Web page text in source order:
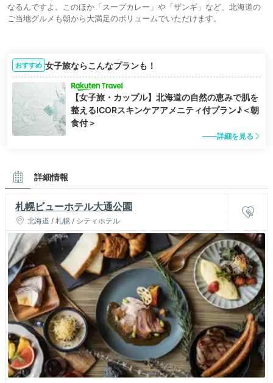
なるんですよ。このほか「スープカレー」や「ザンギ」など、北海道の
ご当地グルメも朝から大満足のボリュームでいただけます。
おすすめ 女子旅ならこんなプランも！
【女子旅・カップル】北海道の自然の恵みで肌を
整えるICORスキンケアアメニティ付プラン♪＜朝
食付＞
詳細を見る
詳細情報
札幌ビューホテル大通公園
北海道 / 札幌 / シティホテル